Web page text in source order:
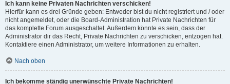
Ich kann keine Privaten Nachrichten verschicken!
Hierfür kann es drei Gründe geben: Entweder bist du nicht registriert und / oder
nicht angemeldet, oder die Board-Administration hat Private Nachrichten für
das komplette Forum ausgeschaltet. Außerdem könnte es sein, dass der
Administrator dir das Recht, Private Nachrichten zu verschicken, entzogen hat.
Kontaktiere einen Administrator, um weitere Informationen zu erhalten.
Nach oben
Ich bekomme ständig unerwünschte Private Nachrichten!